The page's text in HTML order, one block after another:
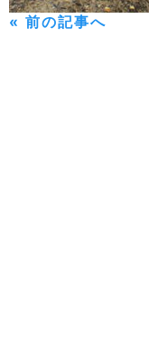
« 前の記事へ